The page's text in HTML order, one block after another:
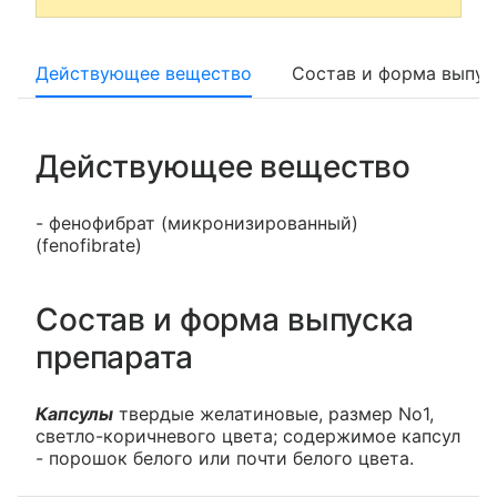
Действующее вещество Состав и форма
Действующее вещество
- фенофибрат (микронизированный)
(fenofibrate)
Состав и форма выпуска
препарата
Капсулы твердые желатиновые, размер No1,
светло-коричневого цвета; содержимое капсул
- порошок белого или почти белого цвета.